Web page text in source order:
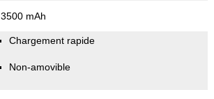
3500 mAh
Chargement rapide
Non-amovible